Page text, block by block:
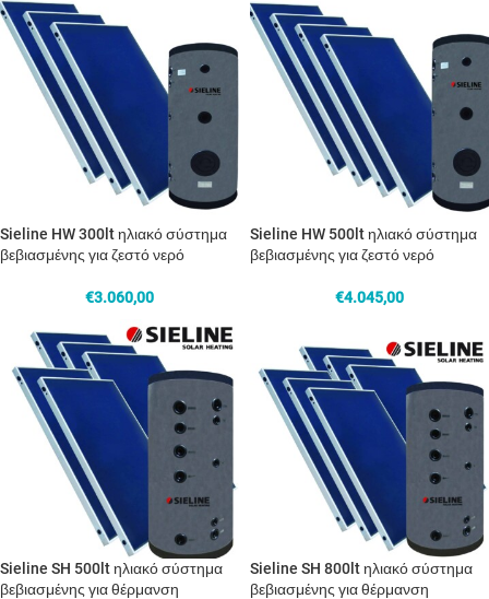
Sieline HW 300lt ηλιακό σύστημα
βεβιασμένης για ζεστό νερό
€3.060,00
Sieline HW 500lt ηλιακό σύστημα
βεβιασμένης για ζεστό νερό
€4.045,00
Sieline SH 500lt ηλιακό σύστημα
βεβιασμένης για θέρμανση
Sieline SH 800lt ηλιακό σύστημα
βεβιασμένης για θέρμανση